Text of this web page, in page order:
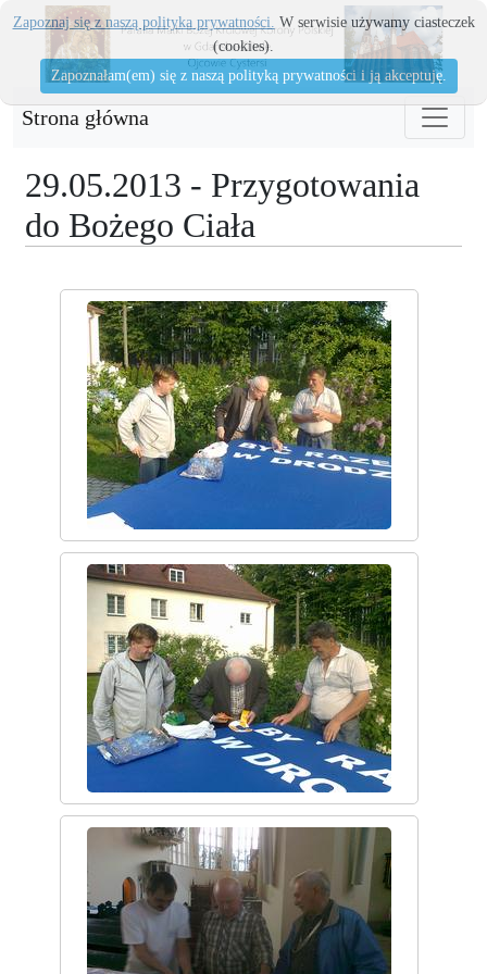
Strona główna
29.05.2013 - Przygotowania
do Bożego Ciała
Zapoznaj się z naszą polityka prywatności. W serwisie używamy ciasteczek
(cookies).
Zapoznałam(em) się z naszą polityką prywatności i ją akceptuję.